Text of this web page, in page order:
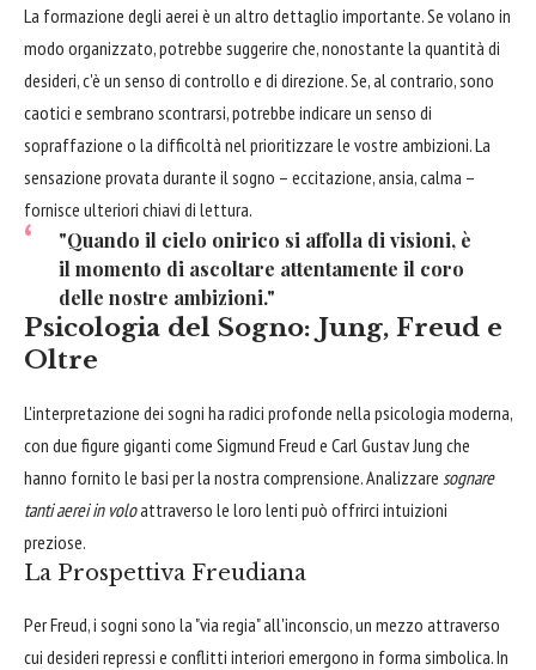
La formazione degli aerei è un altro dettaglio importante. Se volano in
modo organizzato, potrebbe suggerire che, nonostante la quantità di
desideri, c'è un senso di controllo e di direzione. Se, al contrario, sono
caotici e sembrano scontrarsi, potrebbe indicare un senso di
sopraffazione o la difficoltà nel prioritizzare le vostre ambizioni. La
sensazione provata durante il sogno – eccitazione, ansia, calma –
fornisce ulteriori chiavi di lettura.
"Quando il cielo onirico si affolla di visioni, è
il momento di ascoltare attentamente il coro
delle nostre ambizioni."
Psicologia del Sogno: Jung, Freud e
Oltre
L'interpretazione dei sogni ha radici profonde nella psicologia moderna,
con due figure giganti come Sigmund Freud e Carl Gustav Jung che
hanno fornito le basi per la nostra comprensione. Analizzare sognare
tanti aerei in voloattraverso le loro lenti può offrirci intuizioni
preziose.
La Prospettiva Freudiana
Per Freud, i sogni sono la "via regia" all'inconscio, un mezzo attraverso
cui desideri repressi e conflitti interiori emergono in forma simbolica. In